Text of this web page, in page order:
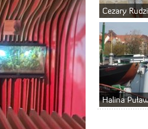
Cezary
Halina